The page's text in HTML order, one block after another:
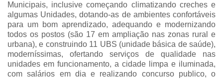
Municipais, inclusive começando climatizando creches e
algumas Unidades, dotando-as de ambientes confortáveis
para um bom aprendizado, adequando e modernizando
todos os postos (são 17 em ampliação nas zonas rural e
urbana), e construindo 11 UBS (unidade básica de saúde),
moderníssimas, ofertando serviços de qualidade nas
unidades em funcionamento, a cidade limpa e iluminada,
com salários em dia e realizando concurso publico, o